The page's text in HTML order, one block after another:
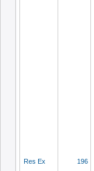
Res Ex 196